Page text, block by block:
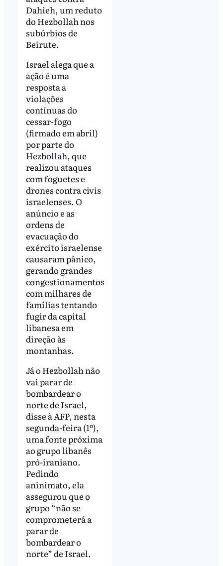
Dahieh, um reduto
do Hezbollah nos
subúrbios de
Beirute.
Israel alega que a
ação é uma
resposta a
violações
contínuas do
cessar-fogo
(firmado em abril)
por parte do
Hezbollah, que
realizou ataques
com foguetes e
drones contra civis
israelenses. O
anúncio e as
ordens de
evacuação do
exército israelense
causaram pânico,
gerando grandes
congestionamentos
com milhares de
famílias tentando
fugir da capital
libanesa em
direção às
montanhas.
Já o Hezbollah não
vai parar de
bombardear o
norte de Israel,
disse à AFP, nesta
segunda-feira (1º),
uma fonte próxima
ao grupo libanês
pró-iraniano.
Pedindo
aninimato, ela
assegurou que o
grupo “não se
comprometerá a
parar de
bombardear o
norte” de Israel.